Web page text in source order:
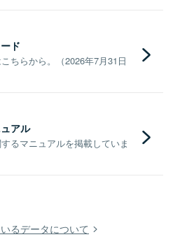
ド
ちらから。（2026年7月31日
アル
るマニュアルを掲載していま
るデータについて